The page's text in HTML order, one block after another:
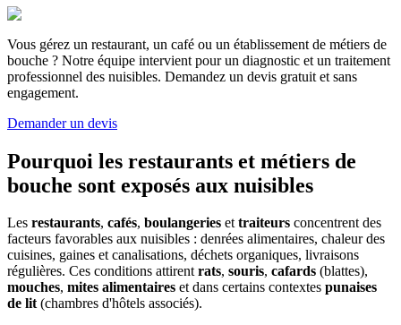
Vous gérez un restaurant, un café ou un établissement de métiers de
bouche ? Notre équipe intervient pour un diagnostic et un traitement
professionnel des nuisibles. Demandez un devis gratuit et sans
engagement.
Demander un devis
Pourquoi les restaurants et métiers de
bouche sont exposés aux nuisibles
Les restaurants, cafés, boulangeries ettraiteurs concentrent des
facteurs favorables aux nuisibles : denrées alimentaires, chaleur des
cuisines, gaines et canalisations, déchets organiques, livraisons
régulières. Ces conditions attirentrats, souris, cafards (blattes),
mouches, mites alimentaires et dans certains contextes punaises
de lit(chambres d'hôtels associés).